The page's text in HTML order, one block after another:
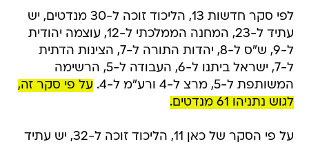
לפי סקר חדשות 13, הליכוד זוכה ל-30 מנדטים, יש
עתיד ל-23, המחנה הממלכתי ל-12, עוצמה יהודית
ל-9, ש"ס ל-8, יהדות התורה ל-7, הצינות הדתית
ל-7, ישראל ביתנו ל-6, העבודה ל-5, הרשימה
המשותפת ל-5, מרצ ל-4 ורע"מ ל-4.
על פי סקר זה,
לגוש נתניהו 61 מנדטים.
על פי הסקר של כאן 11, הליכוד זוכה ל-32, יש עתיד